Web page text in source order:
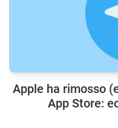
Apple ha rimosso
App Store: